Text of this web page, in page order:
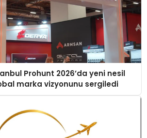
Prohunt 2026’da yeni nesil
marka vizyonunu sergiledi